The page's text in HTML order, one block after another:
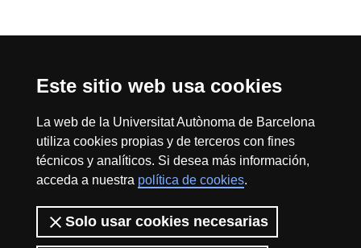
Este sitio web usa cookies
La web de la Universitat Autònoma de Barcelona
utiliza cookies propias y de terceros con fines
técnicos y analíticos. Si desea más información,
acceda a nuestra política de cookies.
Solo usar cookies necesarias
HR
Inicio Aviso Legal Protección de Datos
Política de Privacidad
Políticas de skills
Sobre la web
Fundació Salut i Envelliment | Universitat Autònoma
de Barcelona